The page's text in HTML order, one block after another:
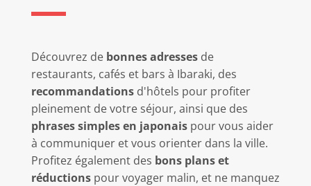
Découvrez de bonnes adressesde
restaurants, cafés et bars à Ibaraki, des
recommandationsd'hôtels pour profiter
pleinement de votre séjour, ainsi que des
phrases simples en japonaispour vous aider
à communiquer et vous orienter dans la ville.
Profitez également des bons plans et
réductionspour voyager malin, et ne manquez